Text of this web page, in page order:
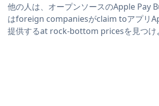
他の人は、オープンソースのApple Pay
はforeign companiesがclaim toアプリ
提供するat rock-bottom pricesを見つけ